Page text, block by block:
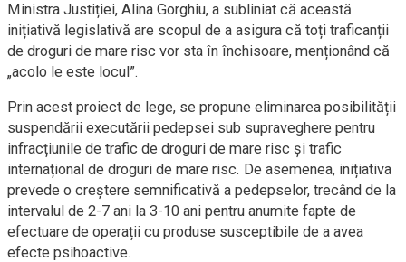
Ministra Justiției, Alina Gorghiu, a subliniat că această
inițiativă legislativă are scopul de a asigura că toți traficanții
de droguri de mare risc vor sta în închisoare, menționând că
„acolo le este locul”.
Prin acest proiect de lege, se propune eliminarea posibilității
suspendării executării pedepsei sub supraveghere pentru
infracțiunile de trafic de droguri de mare risc și trafic
internațional de droguri de mare risc. De asemenea, inițiativa
prevede o creștere semnificativă a pedepselor, trecând de la
intervalul de 2-7 ani la 3-10 ani pentru anumite fapte de
efectuare de operații cu produse susceptibile de a avea
efecte psihoactive.